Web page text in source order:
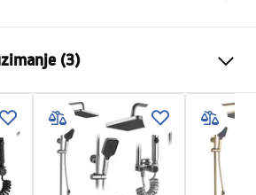
Chrome
Ugao
Transparent 4mm
zakretni
(3)
KABINY DRZWI